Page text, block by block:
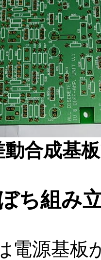
合成基板
ち組み
電源基板